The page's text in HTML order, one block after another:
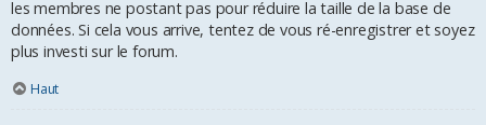
les membres ne postant pas pour réduire la taille de la base de
données. Si cela vous arrive, tentez de vous ré-enregistrer et soyez
plus investi sur le forum.
Haut